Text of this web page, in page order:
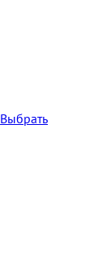
Выбрать